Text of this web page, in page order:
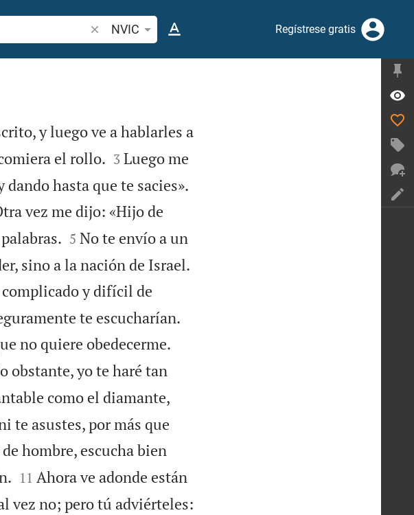
Buscar versículo bíblico o palabra
NVIC Regístrese gratis
y luego ve a hablarles a
el rollo.
3 Luego me
hasta que te sacies».
vez me dijo: «Hijo de

5 No te envío a un
sino a la nación de Israel.
y difícil de
te escucharían.
no quiere obedecerme.
obstante, yo te haré tan
como el diamante,
te asustes, por más que
hombre, escucha bien

11 Ahora ve adonde están
vez no; pero tú adviérteles: